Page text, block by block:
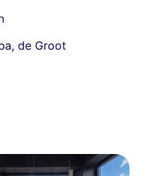
,de Groot